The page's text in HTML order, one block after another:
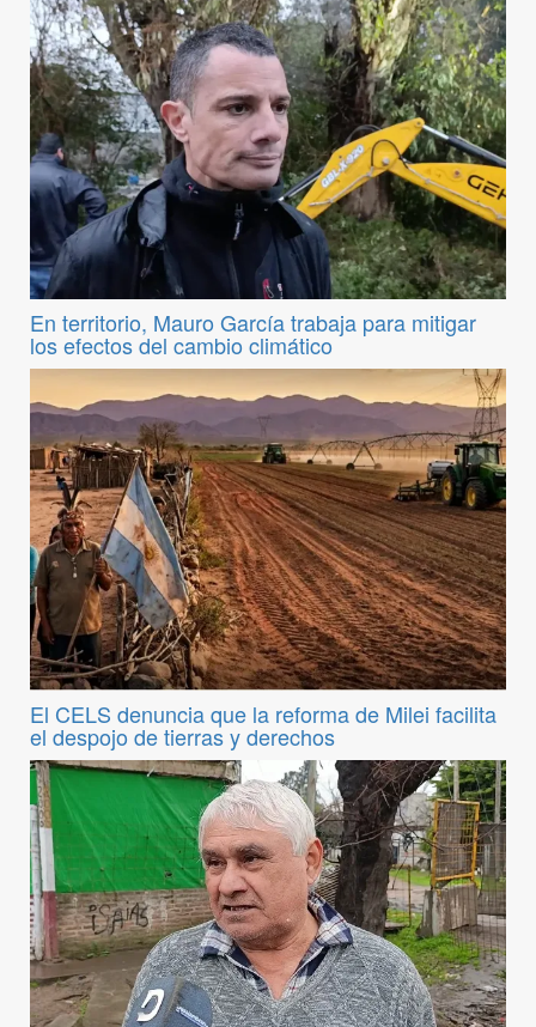
En territorio, Mauro García trabaja para mitigar
los efectos del cambio climático
El CELS denuncia que la reforma de Milei facilita
el despojo de tierras y derechos